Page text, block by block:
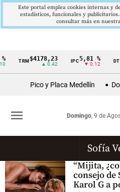
Cintillo
Colombia
TRM$4178,23
▲ 0.42
IPC5,81 %
▼ 0.12
DTF
Pico y Placa Medellín
Domingo, 9 de
menu
Sofía
“Mijita,
consejo de
Karol G a
Este portal emplea cookies internas y
estadísticos, funcionales y
consultar más en